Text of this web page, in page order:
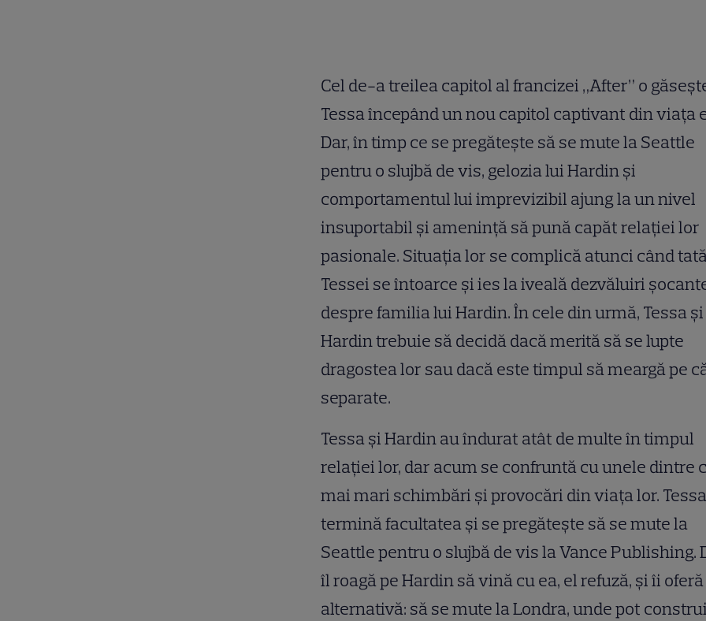
Cel de-a treilea capitol al francizei „After” o
Tessa începând un nou capitol captivant din viața
Dar, în timp ce se pregătește să se mute la Seattle
pentru o slujbă de vis, gelozia lui Hardin și
comportamentul lui imprevizibil ajung la un nivel
insuportabil și amenință să pună capăt relației lor
pasionale. Situația lor se complică atunci când
Tessei se întoarce și ies la iveală dezvăluiri
despre familia lui Hardin. În cele din urmă, Tessa și
Hardin trebuie să decidă dacă merită să se lupte
dragostea lor sau dacă este timpul să meargă pe
separate.
Tessa și Hardin au îndurat atât de multe în timpul
relației lor, dar acum se confruntă cu unele dintre
mai mari schimbări și provocări din viața lor. Tessa
termină facultatea și se pregătește să se mute la
Seattle pentru o slujbă de vis la Vance Publishing.
îl roagă pe Hardin să vină cu ea, el refuză, și îi oferă
alternativă: să se mute la Londra, unde pot construi